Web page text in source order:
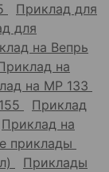
Приклад для
для
на Вепрь
на
на МР 133
Приклад
Приклад на
приклады
Приклады